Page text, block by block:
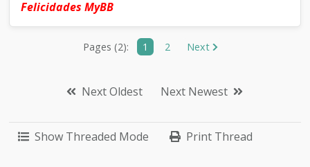
Felicidades MyBB
Pages (2): 1 2 Next
Next Oldest Next Newest
Show Threaded Mode Print Thread